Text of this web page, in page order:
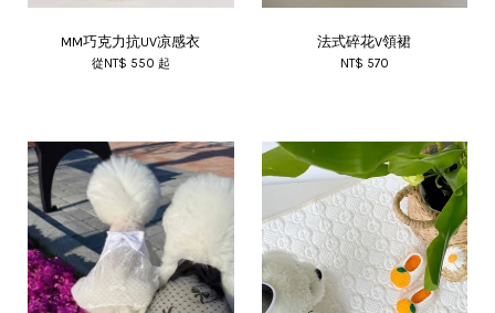
MM巧克力抗UV凉感衣
從 NT$ 550 起
法式碎花V領裙
NT$ 570